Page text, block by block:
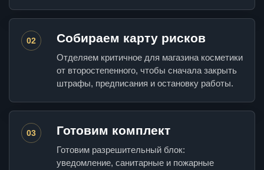
02 Собираем карту рисков
Отделяем критичное для магазина косметики
от второстепенного, чтобы сначала закрыть
штрафы, предписания и остановку работы.
03 Готовим комплект
Готовим разрешительный блок:
уведомление, санитарные и пожарные